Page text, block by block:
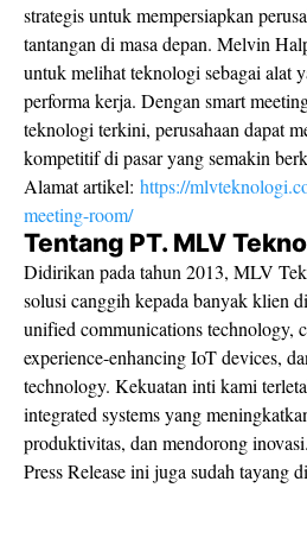
strategis untuk mempersiapkan
tantangan di masa depan. Melvin
untuk melihat teknologi sebagai alat
performa kerja. Dengan smart
teknologi terkini, perusahaan dapat
kompetitif di pasar yang semakin
Alamat artikel: https://
meeting-room/
Tentang PT. MLV
Didirikan pada tahun 2013, MLV
solusi canggih kepada banyak klien
unified communications technology,
experience-enhancing IoT devices,
technology. Kekuatan inti kami
integrated systems yang
produktivitas, dan mendorong inovasi.
Press Release ini juga sudah tayang di